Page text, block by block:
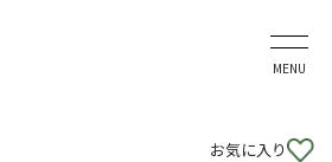
MENU
お気に入り